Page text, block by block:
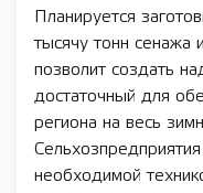
Планируется
тысячу тонн сенажа
позволит создать
достаточный для
региона на весь
необходимой